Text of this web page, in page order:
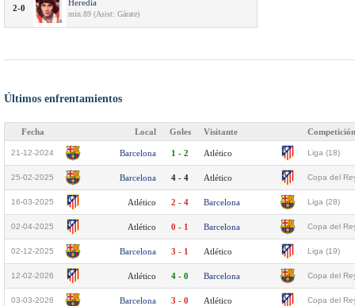
2-0
Heredia
min.89 (Asist: Gárate)
Últimos enfrentamientos
Fecha Local Goles Visitante Competición
21-12-2024 Barcelona 1 - 2 Atlético Liga (18)
25-02-2025 Barcelona 4 - 4 Atlético Copa del
16-03-2025 Atlético 2 - 4 Barcelona Liga (28)
02-04-2025 Atlético 0 - 1 Barcelona Copa del
02-12-2025 Barcelona 3 - 1 Atlético Liga (19)
12-02-2026 Atlético 4 - 0 Barcelona Copa del
03-03-2026 Barcelona 3 - 0 Atlético Copa del